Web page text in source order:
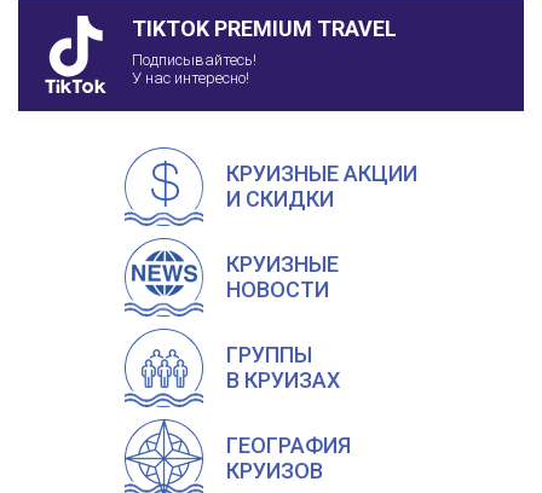
TIKTOK PREMIUM TRAVEL
Подписывайтесь!
У нас интересно!
КРУИЗНЫЕ АКЦИИ
И СКИДКИ
КРУИЗНЫЕ
НОВОСТИ
ГРУППЫ
В КРУИЗАХ
ГЕОГРАФИЯ
КРУИЗОВ